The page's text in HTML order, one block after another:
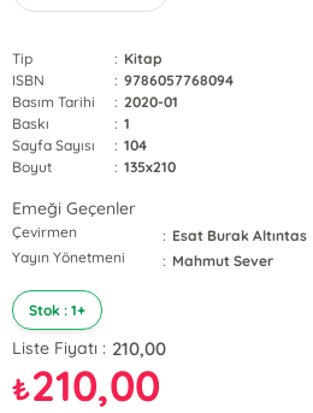
Tip : Kitap
ISBN
: 9786057768094
Basım Tarihi
: 2020-01
Baskı
: 1
Sayfa Sayısı
: 104
Boyut
: 135x210
Emeği Geçenler
Çevirmen : Esat Burak Altıntas
Yayın Yönetmeni
: Mahmut Sever
Stok : 1+
Liste Fiyatı : 210,00
₺210,00